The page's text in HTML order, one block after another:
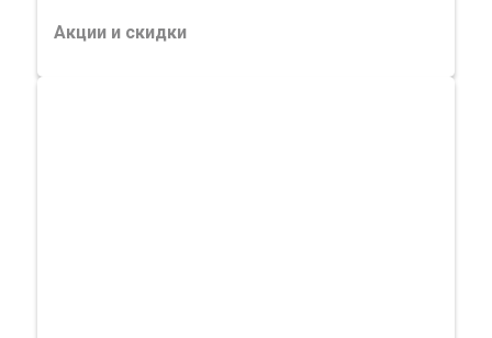
Акции и скидки